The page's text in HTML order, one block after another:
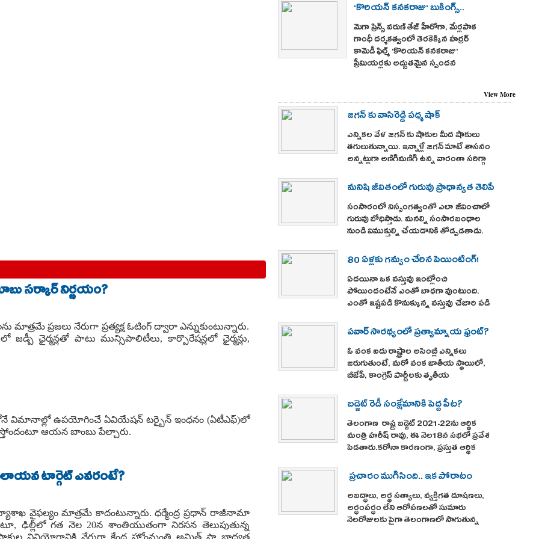
సర్కార్ నిర్ణయం?
ప్రజలు నేరుగా ప్రత్యక్ష ఓటింగ్ ద్వారా ఎన్నుకుంటున్నారు.
ఛైర్మన్లతో పాటు మున్సిపాలిటీలు, కార్పొరేషన్లలో ఛైర్మన్లు,
విమానాల్లో ఉపయోగించే ఏవియేషన్ టర్బైన్ ఇంధనం (ఏటీఎఫ్)లో
ఆయన బాంబు పేల్చారు.
టార్గెట్ ఎవరంటే?
వైఫల్యం మాత్రమే కాదంటున్నారు. ధర్మేంద్ర ప్రధాన్ రాజీనామా
ఢిల్లీలో గత నెల 20న శాంతియుతంగా నిరసన తెలుపుతున్న
వినియోగానికి నేరుగా కేంద్ర హోంమంత్రి అమిత్ షా బాధ్యత